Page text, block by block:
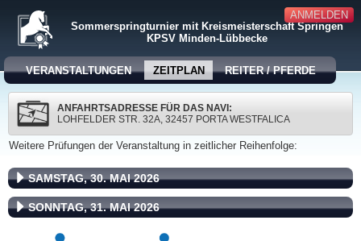
ANMELDEN
Sommerspringturnier mit Kreismeisterschaft Springen
KPSV Minden-Lübbecke
VERANSTALTUNGEN ZEITPLAN REITER / PFERDE
ANFAHRTSADRESSE FÜR DAS NAVI:
LOHFELDER STR. 32A, 32457 PORTA WESTFALICA
Weitere Prüfungen der Veranstaltung in zeitlicher Reihenfolge:
SAMSTAG, 30. MAI 2026
SONNTAG, 31. MAI 2026